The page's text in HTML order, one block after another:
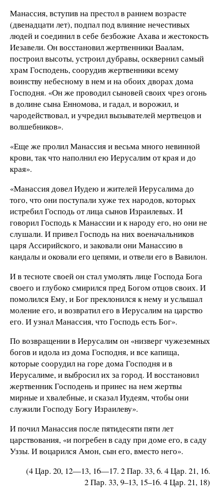
Манассия, вступив на престол в раннем возрасте
(двенадцати лет), подпал под влияние нечестивых
людей и соединил в себе безбожие Ахава и жестокость
Иезавели. Он восстановил жертвенники Ваалам,
построил высоты, устроил дубравы, осквернил самый
храм Господень, соорудив жертвенники всему
воинству небесному в нем и на обоих дворах дома
Господня. «Он же проводил сыновей своих чрез огонь
в долине сына Енномова, и гадал, и ворожил, и
чародействовал, и учредил вызывателей мертвецов и
волшебников».
«Еще же пролил Манассия и весьма много невинной
крови, так что наполнил ею Иерусалим от края и до
края».
«Манассия довел Иудею и жителей Иерусалима до
того, что они поступали хуже тех народов, которых
истребил Господь от лица сынов Израилевых. И
говорил Господь к Манассии и к народу его, но они не
слушали. И привел Господь на них военачальников
царя Ассирийского, и заковали они Манассию в
кандалы и оковали его цепями, и отвели его в Вавилон.
И в тесноте своей он стал умолять лице Господа Бога
своего и глубоко смирился пред Богом отцов своих. И
помолился Ему, и Бог преклонился к нему и услышал
моление его, и возвратил его в Иерусалим на царство
его. И узнал Манассия, что Господь есть Бог».
По возвращении в Иерусалим он «низверг чужеземных
богов и идола из дома Господня, и все капища,
которые соорудил на горе дома Господня и в
Иерусалиме, и выбросил их за город. И восстановил
жертвенник Господень и принес на нем жертвы
мирные и хвалебные, и сказал Иудеям, чтобы они
служили Господу Богу Израилеву».
И почил Манассия после пятидесяти пяти лет
царствования, «и погребен в саду при доме его, в саду
Уззы. И воцарился Амон, сын его, вместо него».
(4 Цар. 20, 12—13, 16—17. 2 Пар. 33, 6. 4 Цар. 21, 16.
2 Пар. 33, 9–13, 15–16. 4 Цар. 21, 18)